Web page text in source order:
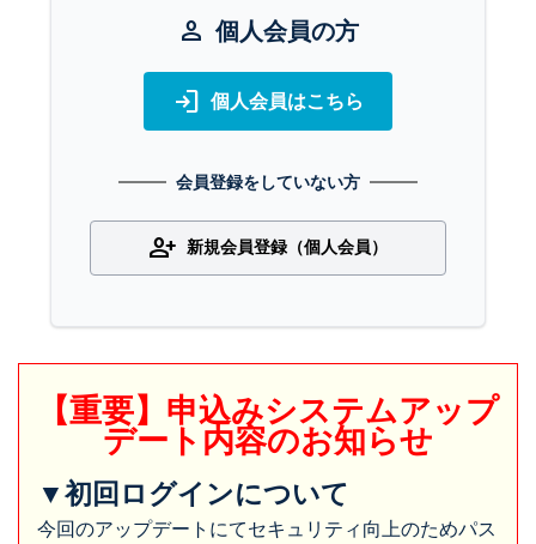
person 個人会員の方
login 個人会員はこちら
会員登録をしていない方
person_add 新規会員登録（個人会員）
【重要】申込みシステムアップ
デート内容のお知らせ
▼初回ログインについて
今回のアップデートにてセキュリティ向上のためパス